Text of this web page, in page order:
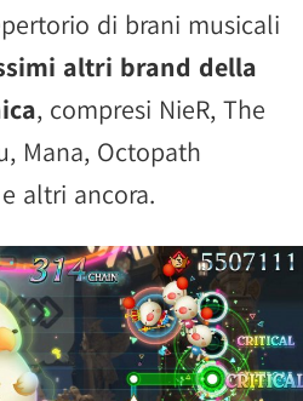
di brani musicali
altri brand della
, compresi NieR, The
Mana, Octopath
altri ancora.